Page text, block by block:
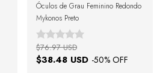
Óculos de Grau Feminino Redondo
Mykonos Preto
$38.48 USD -50% OFF
$76.97 USD